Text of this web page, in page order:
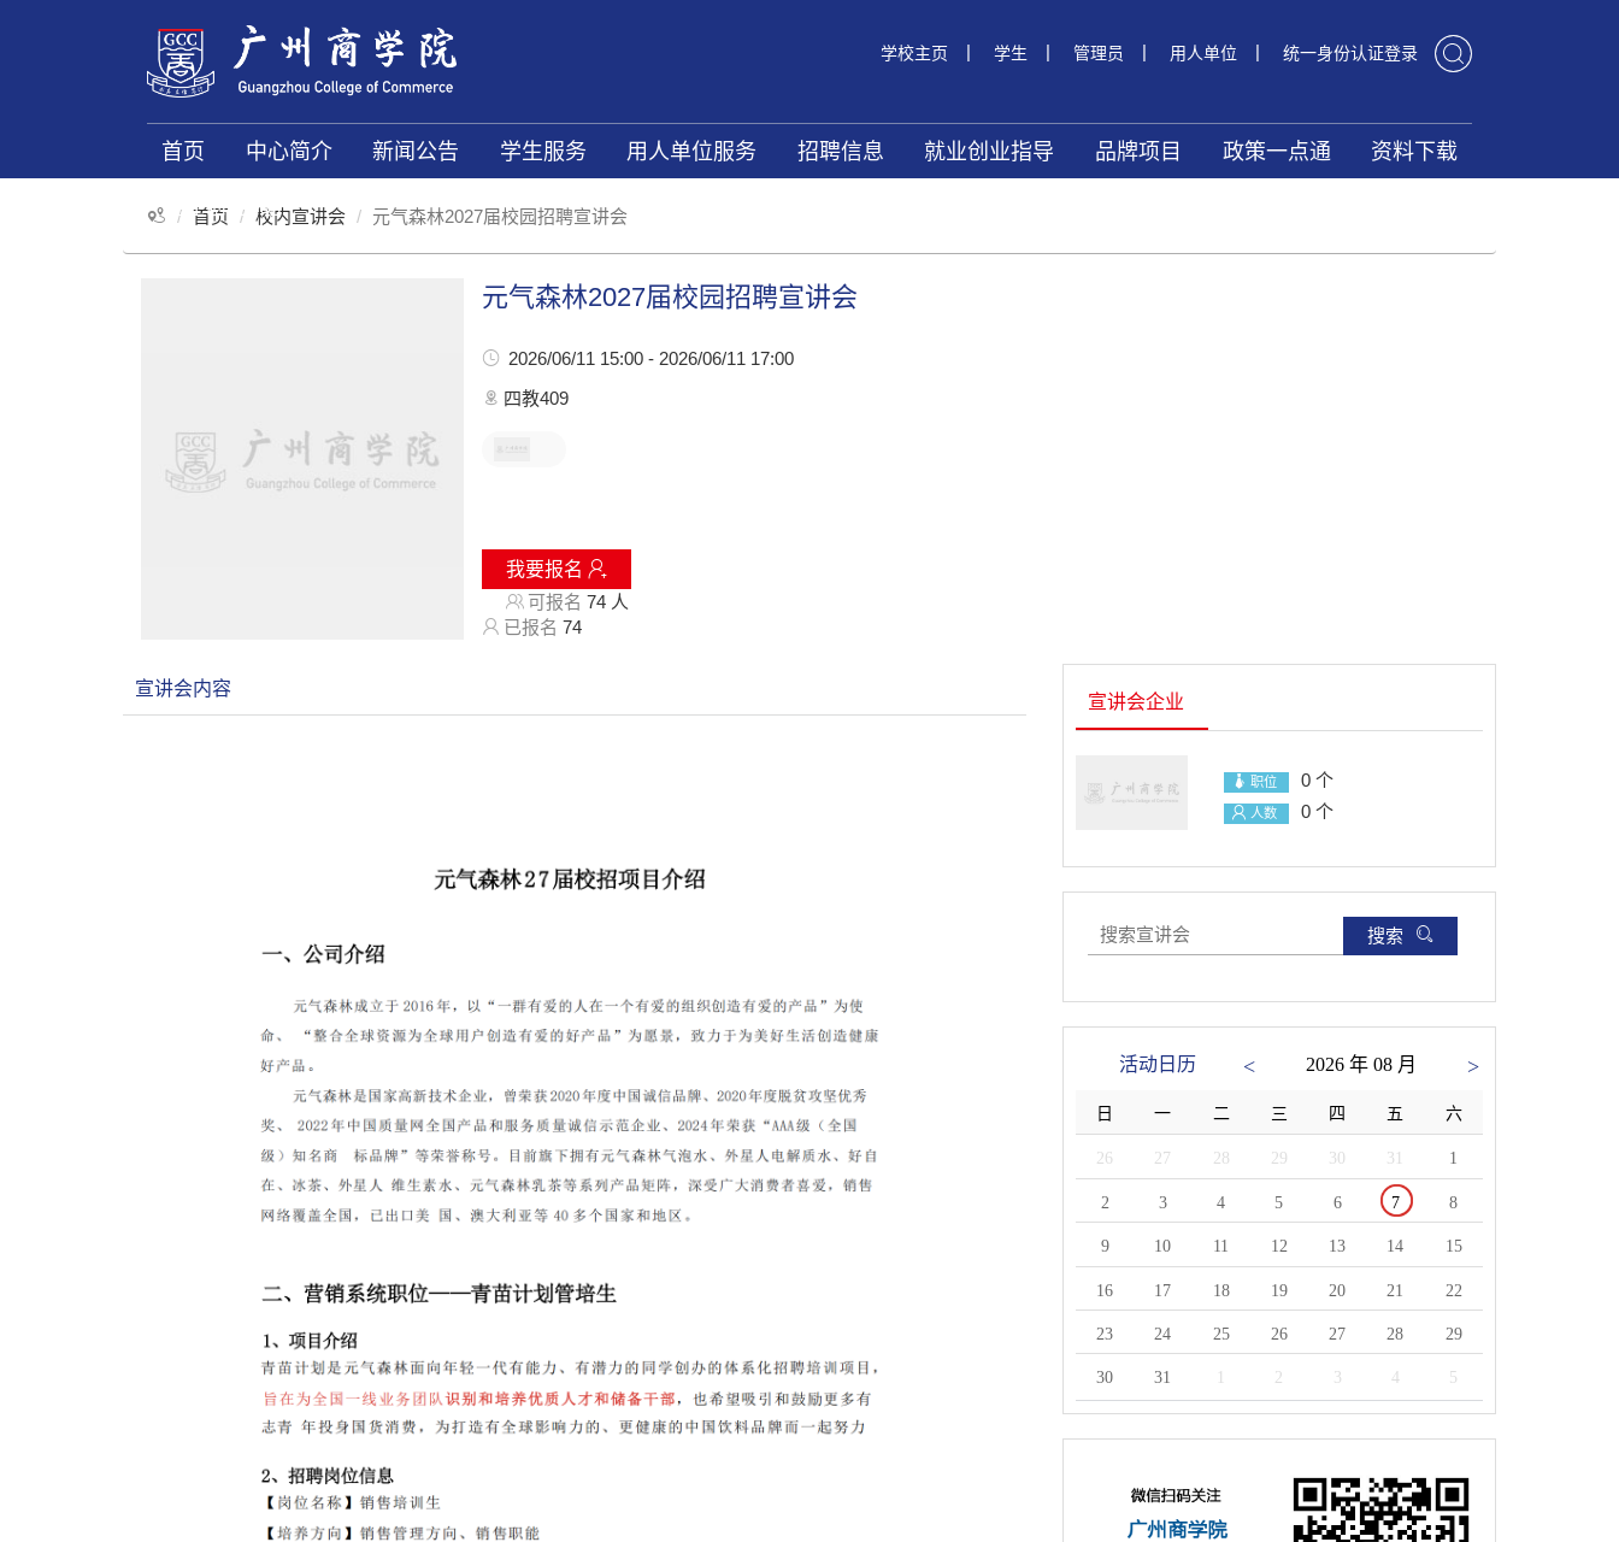
学校主页 | 学生 | 管理员 | 用人单位 | 统一身份认证登录
首页 中心简介 新闻公告 学生服务 用人单位服务 招聘信息 就业创业指导 品牌项目 政策一点通 资料下载
就业创业e站
首页 校内宣讲会 元气森林2027届校园招聘宣讲会
元气森林2027届校园招聘宣讲会
2026/06/11 15:00 - 2026/06/11 17:00
四教409
我要报名
可报名 74 人
已报名 74
宣讲会内容
宣讲会企业
职位 0 个
人数 0 个
搜索
活动日历 < 2026 年 08 月 >
日 一 二 三 四 五 六
26 27 28 29 30 31 1
2 3 4 5 6 7 8
9 10 11 12 13 14 15
16 17 18 19 20 21 22
23 24 25 26 27 28 29
30 31 2 3 4 5